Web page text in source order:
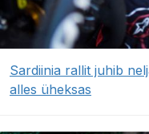
Sardiinia rallit juhib
alles üheksas